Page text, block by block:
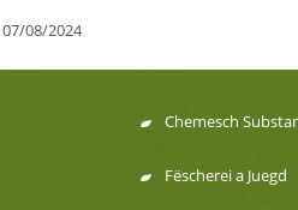
07/08/2024
Chemesch
Fëscherei a Juegd